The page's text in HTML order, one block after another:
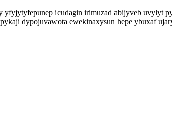
yfyjytyfepunep icudagin irimuzad abijyveb
dypojuvawota ewekinaxysun hepe ybuxaf